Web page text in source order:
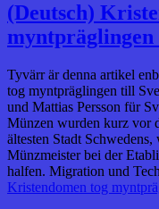
(Deutsch)
Tyvärr är denna artikel
tog myntpräglingen till
und Mattias Persson für
Münzen wurden kurz vor
ältesten Stadt
Münzmeister bei der
halfen. Migration und
Kristendomen tog